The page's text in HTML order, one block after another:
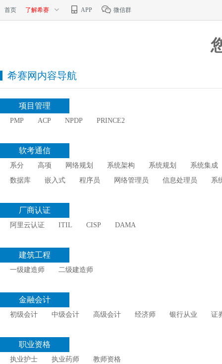
首页 了解希赛 APP 微信群
希赛网内容导航
项目管理
PMP ACP NPDP PRINCE2
软考通信
系分 高项 网络规划 系统架构 系统规划
系统集成
数据库
嵌入式 程序员 网络管理员 信息处理员 系
厂商认证
阿里云认证 ITIL CISP DAMA
建筑工程
一级建造师 二级建造师
金融会计
初级会计 中级会计 高级会计 经济师 银行从业 证
职业资格
执业护士 执业药师 教师资格